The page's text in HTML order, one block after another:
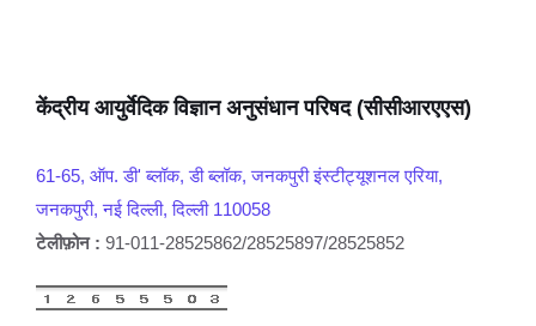
केंद्रीय आयुर्वेदिक विज्ञान अनुसंधान परिषद (सीसीआरएएस)
61-65, ऑप. डी' ब्लॉक, डी ब्लॉक, जनकपुरी इंस्टीट्यूशनल एरिया,
जनकपुरी, नई दिल्ली, दिल्ली 110058
टेलीफ़ोन : 91-011-28525862/28525897/28525852